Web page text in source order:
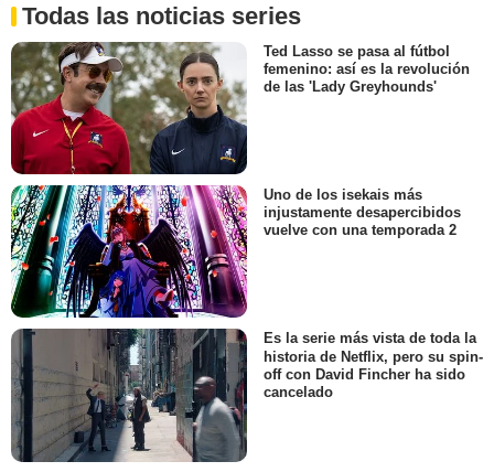
Todas las noticias series
Ted Lasso se pasa al fútbol
femenino: así es la revolución
de las 'Lady Greyhounds'
Uno de los isekais más
injustamente desapercibidos
vuelve con una temporada 2
Es la serie más vista de toda la
historia de Netflix, pero su spin-
off con David Fincher ha sido
cancelado